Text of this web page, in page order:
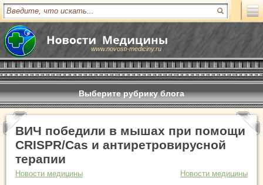
www.novosti-mediciny.ru
Выберите рубрику блога
ВИЧ победили в мышах при помощи
CRISPR/Cas и антиретровирусной
терапии
Новости медицины
Новости медицины